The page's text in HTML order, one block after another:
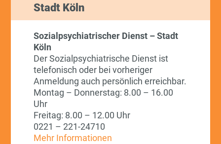
Stadt Köln
Sozialpsychiatrischer Dienst – Stadt
Köln
Der Sozialpsychiatrische Dienst ist
telefonisch oder bei vorheriger
Anmeldung auch persönlich erreichbar.
Montag – Donnerstag: 8.00 – 16.00
Uhr
Freitag: 8.00 – 12.00 Uhr
0221 – 221-24710
Mehr Informationen